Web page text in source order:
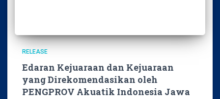
RELEASE
Edaran Kejuaraan dan Kejuaraan
yang Direkomendasikan oleh
PENGPROV Akuatik Indonesia Jawa